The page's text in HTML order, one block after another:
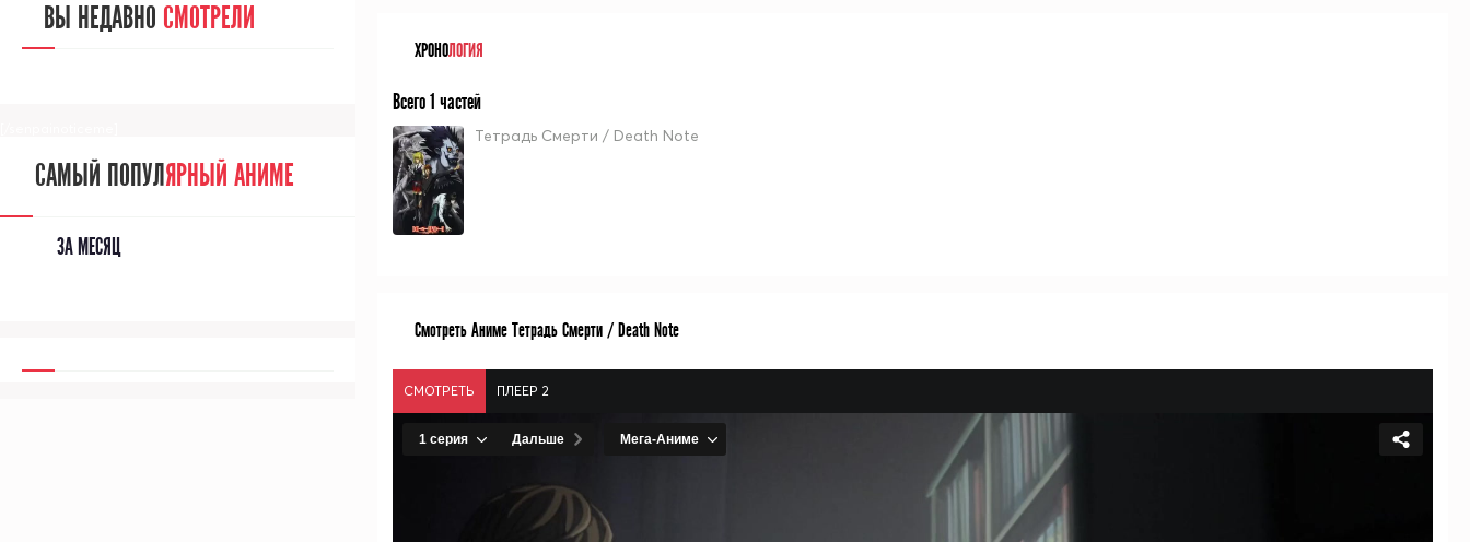
ХРОНОЛОГИЯ
Всего 1 частей
Тетрадь Смерти / Death Note
Смотреть Аниме Тетрадь Смерти / Death Note
СМОТРЕТЬ ПЛЕЕР 2
ВЫ НЕДАВНО СМОТРЕЛИ
САМЫЙ ПОПУЛЯРНЫЙ АНИМЕ
ЗА МЕСЯЦ